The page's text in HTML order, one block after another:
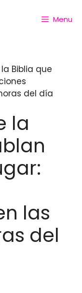
Menu
Biblia que
del día
la
las
del